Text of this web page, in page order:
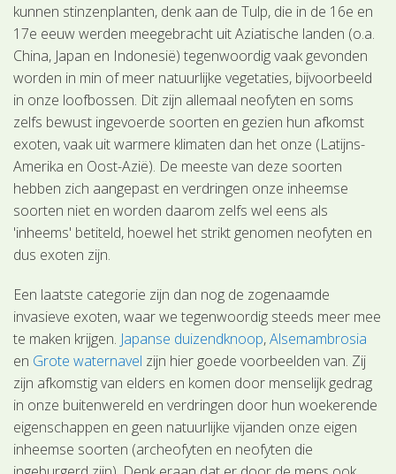
kunnen stinzenplanten, denk aan de Tulp, die in de 16e en
17e eeuw werden meegebracht uit Aziatische landen (o.a.
China, Japan en Indonesië) tegenwoordig vaak gevonden
worden in min of meer natuurlijke vegetaties, bijvoorbeeld
in onze loofbossen. Dit zijn allemaal neofyten en soms
zelfs bewust ingevoerde soorten en gezien hun afkomst
exoten, vaak uit warmere klimaten dan het onze (Latijns-
Amerika en Oost-Azië). De meeste van deze soorten
hebben zich aangepast en verdringen onze inheemse
soorten niet en worden daarom zelfs wel eens als
'inheems' betiteld, hoewel het strikt genomen neofyten en
dus exoten zijn.
Een laatste categorie zijn dan nog de zogenaamde
invasieve exoten, waar we tegenwoordig steeds meer mee
te maken krijgen. Japanse duizendknoop,Alsemambrosia
en Grote waternavel zijn hier goede voorbeelden van. Zij
zijn afkomstig van elders en komen door menselijk gedrag
in onze buitenwereld en verdringen door hun woekerende
eigenschappen en geen natuurlijke vijanden onze eigen
inheemse soorten (archeofyten en neofyten die